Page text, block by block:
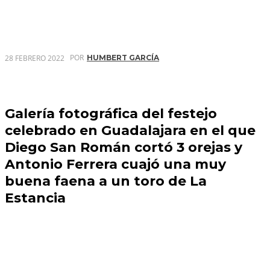
28 FEBRERO 2022 POR HUMBERT GARCÍA
Galería fotográfica del festejo
celebrado en Guadalajara en el que
Diego San Román cortó 3 orejas y
Antonio Ferrera cuajó una muy
buena faena a un toro de La
Estancia